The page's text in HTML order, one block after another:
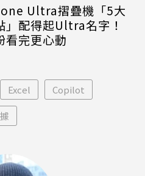
Ultra摺疊機「5大
」配得起Ultra名字！
看完更心動
Excel Copilot